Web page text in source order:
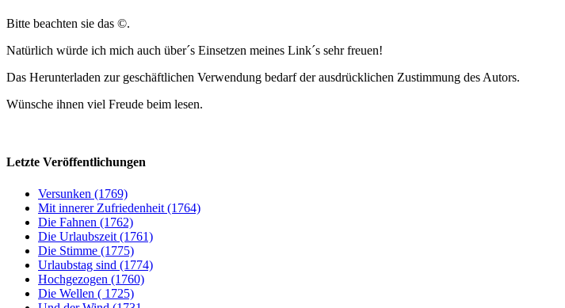
Bitte beachten sie das ©.
Natürlich würde ich mich auch über´s Einsetzen meines Link´s sehr freuen!
Das Herunterladen zur geschäftlichen Verwendung bedarf der ausdrücklichen Zustimmung des Autors.
Wünsche ihnen viel Freude beim lesen.
Letzte Veröffentlichungen
Versunken (1769)
Mit innerer Zufriedenheit (1764)
Die Fahnen (1762)
Die Urlaubszeit (1761)
Die Stimme (1775)
Urlaubstag sind (1774)
Hochgezogen (1760)
Die Wellen ( 1725)